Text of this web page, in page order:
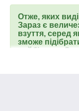
Отже, яких
Зараз є
взуття, серед
зможе
найбільше.
навіть якщо